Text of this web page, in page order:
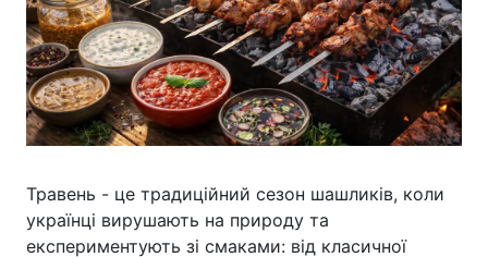
Травень - це традиційний сезон шашликів, коли
українці вирушають на природу та
експериментують зі смаками: від класичної